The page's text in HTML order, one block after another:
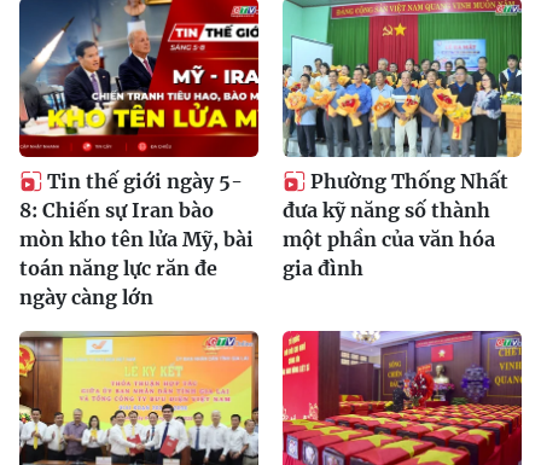
Tin thế giới ngày 5-
8: Chiến sự Iran bào
mòn kho tên lửa Mỹ, bài
toán năng lực răn đe
ngày càng lớn
Phường Thống Nhất
đưa kỹ năng số thành
một phần của văn hóa
gia đình